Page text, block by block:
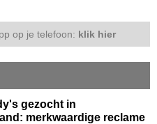
op je telefoon: klik hier
gezocht in
merkwaardige reclame